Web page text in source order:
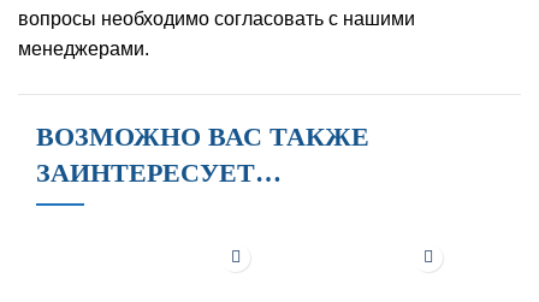
вопросы необходимо согласовать с нашими
менеджерами.
ВОЗМОЖНО ВАС ТАКЖЕ
ЗАИНТЕРЕСУЕТ…